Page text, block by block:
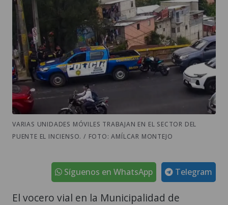
VARIAS UNIDADES MÓVILES TRABAJAN EN EL SECTOR DEL
PUENTE EL INCIENSO. / FOTO: AMÍLCAR MONTEJO
Telegram
Síguenos en WhatsApp
El vocero vial en la Municipalidad de